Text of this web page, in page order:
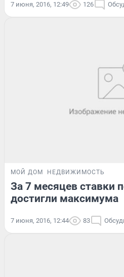
7 июня, 2016, 12:49 126
МОЙ ДОМ НЕДВИЖИМОСТЬ
За 7 месяцев ставки
достигли максимума
7 июня, 2016, 12:44 83